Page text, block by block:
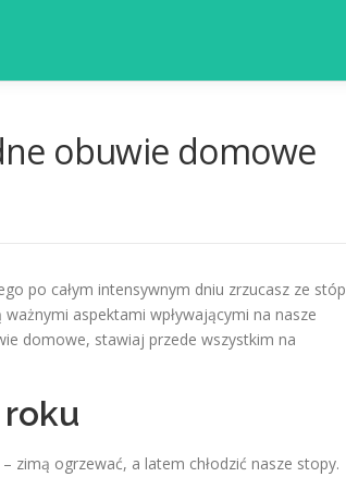
obuwie domowe
po całym intensywnym dniu zrzucasz ze stóp
aspektami wpływającymi na nasze
domowe, stawiaj przede wszystkim na
zimą ogrzewać, a latem chłodzić nasze stopy.